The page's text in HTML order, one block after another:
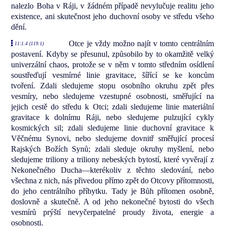
nalezlo Boha v Ráji, v žádném případě nevylučuje realitu jeho
existence, ani skutečnost jeho duchovní osoby ve středu všeho
dění.
11:1.4 (119.1)
Otce je vždy možno najít v tomto centrálním
postavení. Kdyby se přesunul, způsobilo by to okamžitě velký
univerzální chaos, protože se v něm v tomto středním osídlení
soustřeďují vesmírné linie gravitace, šířící se ke koncům
tvoření. Zdali sledujeme stopu osobního okruhu zpět přes
vesmíry, nebo sledujeme vzestupné osobnosti, směřující na
jejich cestě do středu k Otci; zdali sledujeme linie materiální
gravitace k dolnímu Ráji, nebo sledujeme pulzující cykly
kosmických sil; zdali sledujeme linie duchovní gravitace k
Věčnému Synovi, nebo sledujeme dovnitř směřující procesí
Rajských Božích Synů; zdali sleduje okruhy myšlení, nebo
sledujeme triliony a triliony nebeských bytostí, které vyvěrají z
Nekonečného Ducha—kterékoliv z těchto sledování, nebo
všechna z nich, nás přivedou přímo zpět do Otcovy přítomnosti,
do jeho centrálního příbytku. Tady je Bůh přítomen osobně,
doslovně a skutečně. A od jeho nekonečné bytosti do všech
vesmírů prýští nevyčerpatelné proudy života, energie a
osobnosti.